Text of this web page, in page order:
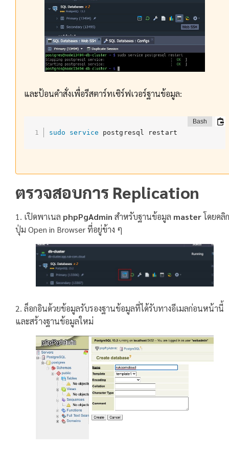
และป้อนคำสั่งเพื่อรีสตาร์ทเซิร์ฟเวอร์ฐานข้อมูล:
sudo service postgresql restart
ตรวจสอบการ Replication
1. เปิดพาเนล phpPgAdmin สำหรับฐานข้อมูล masterโดยคลิก
ปุ่ม Open in Browser ที่อยู่ข้าง ๆ
2. ล็อกอินด้วยข้อมูลรับรองฐานข้อมูลที่ได้รับทางอีเมลก่อนหน้านี้
และสร้างฐานข้อมูลใหม่